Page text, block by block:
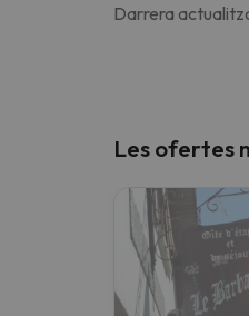
Darrera
Les ofertes